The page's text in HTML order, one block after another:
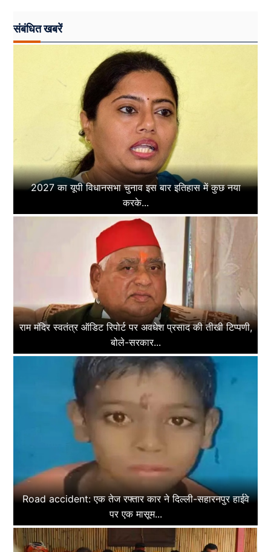
संबंधित खबरें
2027 का यूपी विधानसभा चुनाव इस बार इतिहास में कुछ नया
करके...
राम मंदिर स्वतंत्र ऑडिट रिपोर्ट पर अवधेश प्रसाद की तीखी टिप्पणी,
बोले-सरकार...
Road accident: एक तेज रफ्तार कार ने दिल्ली-सहारनपुर हाईवे
पर एक मासूम...